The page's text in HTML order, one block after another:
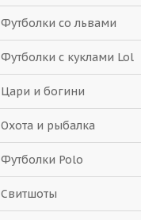
Футболки со львами
Футболки с куклами Lol
Цари и богини
Охота и рыбалка
Футболки Polo
Свитшоты